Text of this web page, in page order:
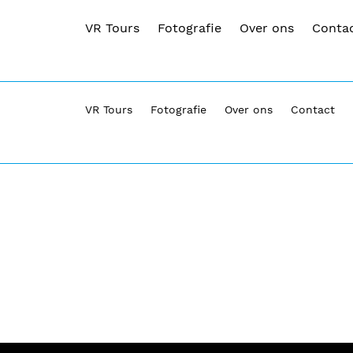
VR Tours Fotografie Over ons